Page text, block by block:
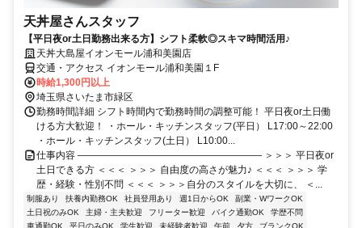
天丼屋さんスタッフ
【平日夜or土日勤務出来る方】シフト柔軟◎スキマ時間活用♪
天丼大島屋イオンモール浦和美園店
交通・アクセス イオンモール浦和美園１F
時給1,300円以上
埼玉県さいたま市緑区
勤務時間詳細 シフト時間内で勤務時間の調整可能！ 平日夜or土日働
ける方大歓迎！ ・ホール・キッチンスタッフ(平日） L17:00～22:00
・ホール・キッチンスタッフ(土日） L10:00...
仕事内容 ――――――――――――――――――― ＞＞＞ 平日夜or
土日できる方 ＜＜＜ ＞＞＞ 自由度の高さが魅力♪ ＜＜＜ ＞＞＞ 学
歴・経験・性別不問 ＜＜＜ ＞＞＞自分のスタイルを大切に、 ＜...
制服あり 扶養内勤務OK 社員登用あり 週1日からOK
副業・WワークOK
土日祝のみOK
主婦・主夫歓迎 フリーター歓迎 バイク通勤OK
学歴不問
車通勤OK
平日のみOK 学生歓迎 未経験者歓迎 午前 夕方 ブランクOK